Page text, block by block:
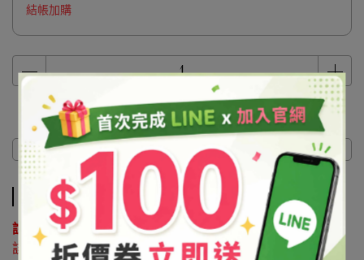
結帳加購
商品介紹
商品介紹
說明 ：
該原料屬於協尋客訂品，如有購買需求請來電洽詢02-